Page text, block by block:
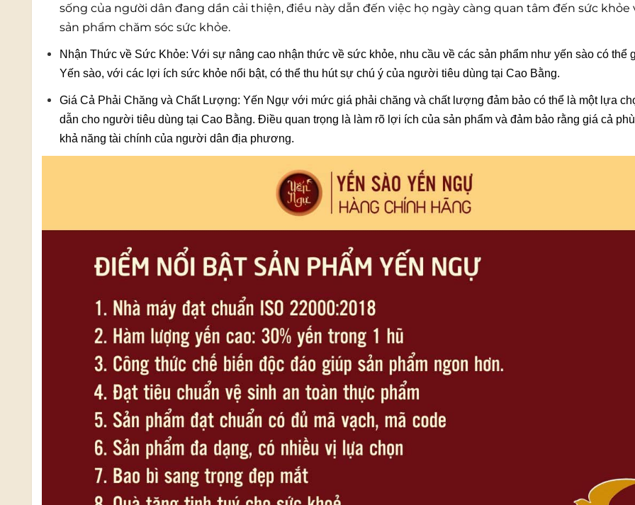
sống của người dân đang dần cải thiện, điều này dẫn đến việc họ ngày càng quan tâm đến sức khỏe
sản phẩm chăm sóc sức khỏe.
Nhận Thức về Sức Khỏe: Với sự nâng cao nhận thức về sức khỏe, nhu cầu về các sản phẩm như yến sào có thể
Yến sào, với các lợi ích sức khỏe nổi bật, có thể thu hút sự chú ý của người tiêu dùng tại Cao Bằng.
Giá Cả Phải Chăng và Chất Lượng: Yến Ngự với mức giá phải chăng và chất lượng đảm bảo có thể là một lựa
dẫn cho người tiêu dùng tại Cao Bằng. Điều quan trọng là làm rõ lợi ích của sản phẩm và đảm bảo rằng giá cả
khả năng tài chính của người dân địa phương.